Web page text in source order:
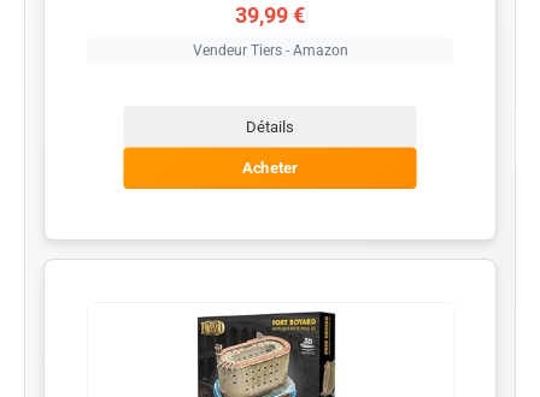
39,99 €
Vendeur Tiers - Amazon
Détails
Acheter